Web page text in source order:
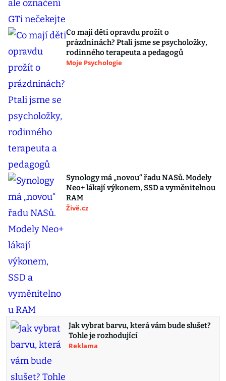
Co mají děti opravdu prožít o
prázdninách? Ptali jsme se psycholožky,
rodinného terapeuta a pedagogů
Moje Psychologie
Synology má „novou“ řadu NASů. Modely
Neo+ lákají výkonem, SSD a vyměnitelnou
RAM
Živě.cz
Jak vybrat barvu, která vám bude slušet?
Tohle je rozhodující
Reklama